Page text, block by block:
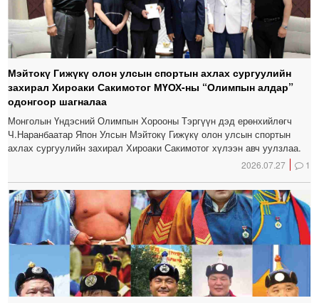
Мэйтокү Гижүкү олон улсын спортын ахлах сургуулийн
захирал Хироаки Сакимотог МҮОХ-ны “Олимпын алдар”
одонгоор шагналаа
Монголын Үндэсний Олимпын Хорооны Тэргүүн дэд ерөнхийлөгч
Ч.Наранбаатар Япон Улсын Мэйтокү Гижүкү олон улсын спортын
ахлах сургуулийн захирал Хироаки Сакимотог хүлээн авч уулзлаа.
2026.07.27 1